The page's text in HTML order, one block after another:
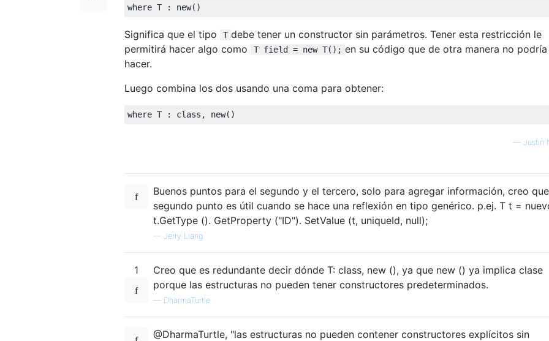
where T : new()
Significa que el tipo T debe tener un constructor sin parámetros. Tener esta restricción le
permitirá hacer algo como
T field = new T(); en su código que de otra manera no podría
hacer.
Luego combina los dos usando una coma para obtener:
where T : class , new()
— Justin
Buenos puntos para el segundo y el tercero, solo para agregar información, creo
segundo punto es útil cuando se hace una reflexión en tipo genérico. p.ej. T t =
t.GetType (). GetProperty ("ID"). SetValue (t, uniqueId, null);
— Jerry Liang
1
Creo que es redundante decir dónde T: class, new (), ya que new () ya implica clase
porque las estructuras no pueden tener constructores predeterminados.
— DharmaTurtle
@DharmaTurtle, "las estructuras no pueden contener constructores explícitos sin